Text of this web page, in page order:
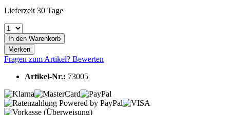
Lieferzeit 30 Tage
In den Warenkorb
Merken
Fragen zum Artikel? Bewerten
Artikel-Nr.: 73005